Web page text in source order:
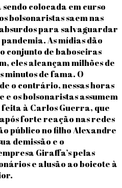
colocada em curso
bolsonaristas saem nas
para salvaguardar
As mídias dão
conjunto de baboseiras
eles alcançam milhões de
minutos de fama. O
o contrário, nessas horas
e os bolsonaristas assumem
à Carlos Guerra, que
forte reação nas redes
público no filho Alexandre
demissão e o
Giraffa’s pelas
e alusão ao boicote à